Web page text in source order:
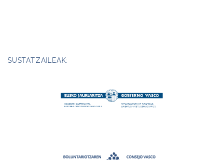
SUSTATZAILEAK: